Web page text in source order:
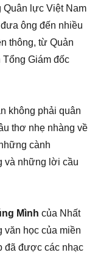
Quân lực Việt Nam
ông đến nhiều
thông, từ Quản
Giám đốc
không phải quân
thơ nhẹ nhàng về
cành
và những lời cầu
Mình của Nhất
văn học của miền
đã được các nhạc